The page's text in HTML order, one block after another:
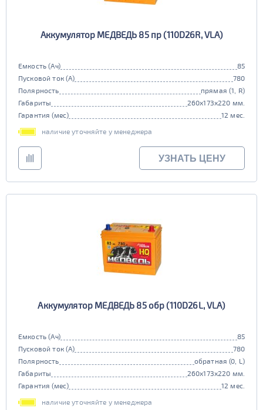
Аккумулятор МЕДВЕДЬ 85 пр (110D26R, VLA)
Емкость (Ач)
85
Пусковой ток (А)
780
Полярность
прямая (1, R)
Габариты
260x173x220 мм.
Гарантия (мес)
12 мес.
наличие уточняйте у менеджера
УЗНАТЬ ЦЕНУ
Аккумулятор МЕДВЕДЬ 85 обр (110D26L, VLA)
Емкость (Ач)
85
Пусковой ток (А)
780
Полярность
обратная (0, L)
Габариты
260x173x220 мм.
Гарантия (мес)
12 мес.
наличие уточняйте у менеджера